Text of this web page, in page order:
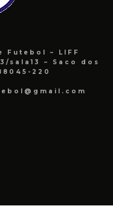
– LIFF
sala13 – Saco dos
220